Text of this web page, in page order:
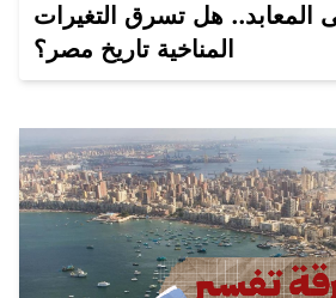
المعابد.. هل تسرق التغيرات
المناخية تاريخ مصر؟